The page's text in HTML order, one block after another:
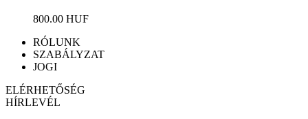
800.00 HUF
RÓLUNK
SZABÁLYZAT
JOGI
ELÉRHETŐSÉG
HÍRLEVÉL